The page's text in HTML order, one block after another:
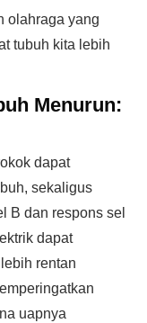
olahraga yang
tubuh kita lebih
Menurun:
dapat
sekaligus
B dan respons sel
dapat
rentan
uapnya